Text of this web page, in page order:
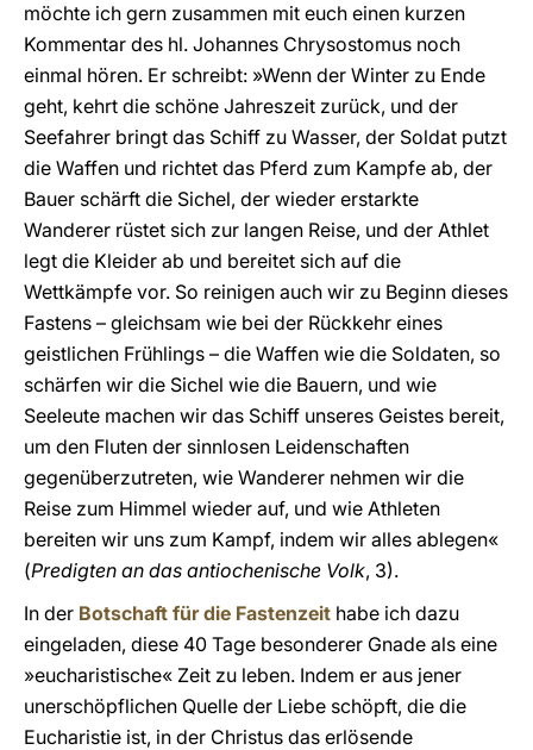
möchte ich gern zusammen mit euch einen kurzen
Kommentar des hl. Johannes Chrysostomus noch
einmal hören. Er schreibt: »Wenn der Winter zu Ende
geht, kehrt die schöne Jahreszeit zurück, und der
Seefahrer bringt das Schiff zu Wasser, der Soldat putzt
die Waffen und richtet das Pferd zum Kampfe ab, der
Bauer schärft die Sichel, der wieder erstarkte
Wanderer rüstet sich zur langen Reise, und der Athlet
legt die Kleider ab und bereitet sich auf die
Wettkämpfe vor. So reinigen auch wir zu Beginn dieses
Fastens – gleichsam wie bei der Rückkehr eines
geistlichen Frühlings – die Waffen wie die Soldaten, so
schärfen wir die Sichel wie die Bauern, und wie
Seeleute machen wir das Schiff unseres Geistes bereit,
um den Fluten der sinnlosen Leidenschaften
gegenüberzutreten, wie Wanderer nehmen wir die
Reise zum Himmel wieder auf, und wie Athleten
bereiten wir uns zum Kampf, indem wir alles ablegen«
(Predigten an das antiochenische Volk, 3).
In der Botschaft für die Fastenzeit habe ich dazu
eingeladen, diese 40 Tage besonderer Gnade als eine
»eucharistische« Zeit zu leben. Indem er aus jener
unerschöpflichen Quelle der Liebe schöpft, die die
Eucharistie ist, in der Christus das erlösende